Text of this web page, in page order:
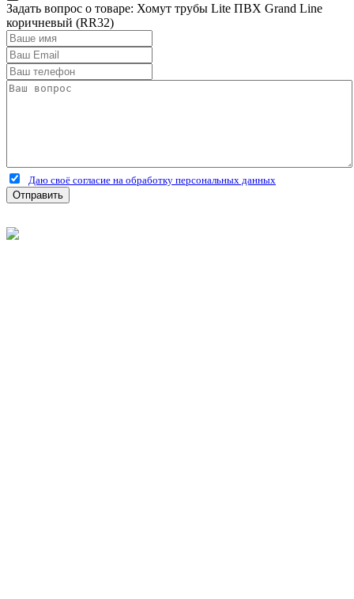
Задать вопрос о товаре: Хомут трубы Lite ПВХ Grand Line
коричневый (RR32)
Даю своё согласие на обработку персональных данных
Отправить